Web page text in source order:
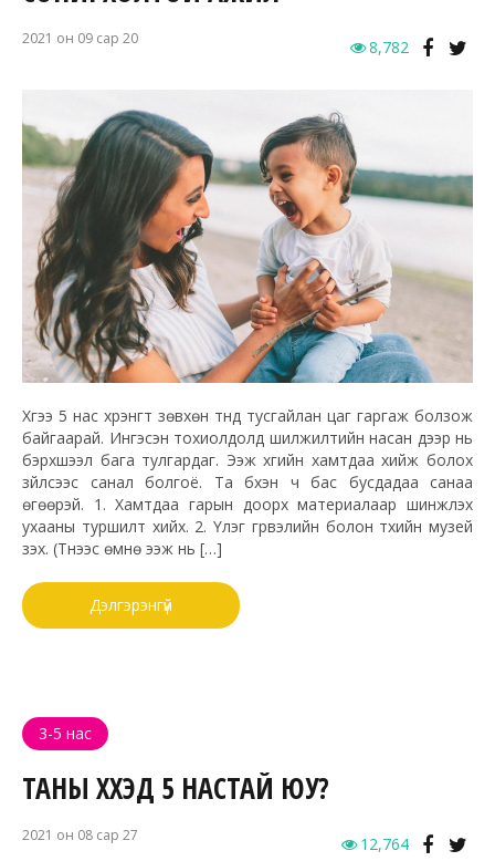
2021 он 09 сар 20 8,782
Хүүгээ 5 нас хүрэнгүүт зөвхөн түүнд тусгайлан цаг гаргаж болзож
байгаарай. Ингэсэн тохиолдолд шилжилтийн насан дээр нь
бэрхшээл бага тулгардаг. Ээж хүүгийн хамтдаа хийж болох
зүйлсээс санал болгоё. Та бүхэн ч бас бусдадаа санаа
өгөөрэй. 1. Хамтдаа гарын доорх материалаар шинжлэх
ухааны туршилт хийх. 2. Үлэг гүрвэлийн болон түүхийн музей
үзэх. (Түүнээс өмнө ээж нь […]
Дэлгэрэнгүй
3-5 нас
ТАНЫ ХҮҮХЭД 5 НАСТАЙ ЮУ?
2021 он 08 сар 27 12,764